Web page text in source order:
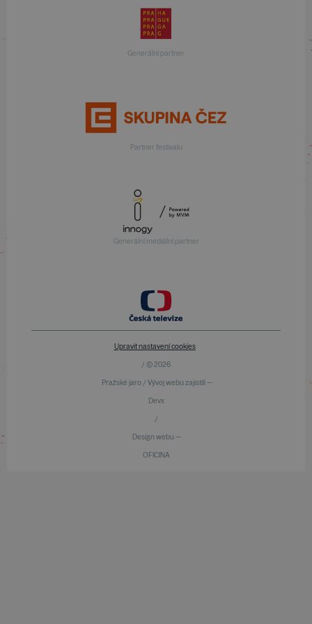
Generální partner
Partner festivalu
Generální mediální partner
Upravit nastavení cookies
/ © 2026
Pražské jaro / Vývoj webu zajistili —
Devx
/
Design webu —
OFICINA